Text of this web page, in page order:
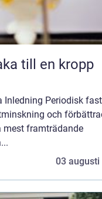
Periodisk
och
mest framträdande
03 augusti